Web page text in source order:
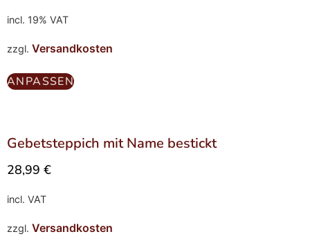
incl. 19% VAT
zzgl. Versandkosten
ANPASSEN
Gebetsteppich mit Name bestickt
28,99 €
incl. VAT
zzgl. Versandkosten